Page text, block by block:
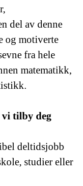
del av denne
og motiverte
fra hele
matematikk,
tilby deg
deltidsjobb
studier eller